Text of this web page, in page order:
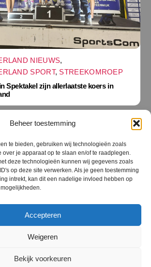
Beheer toestemming
te bieden, gebruiken wij technologieën zoals
over je apparaat op te slaan en/of te raadplegen.
deze technologieën kunnen wij gegevens zoals
op deze site verwerken. Als je geen toestemming
intrekt, kan dit een nadelige invloed hebben op
Accepteren
Weigeren
Bekijk voorkeuren
NIEUWS,
SPORT, STREEKOMROEP
Spektakel zijn allerlaatste koers in
Terug
naar
boven
RTV SLOS ANBI